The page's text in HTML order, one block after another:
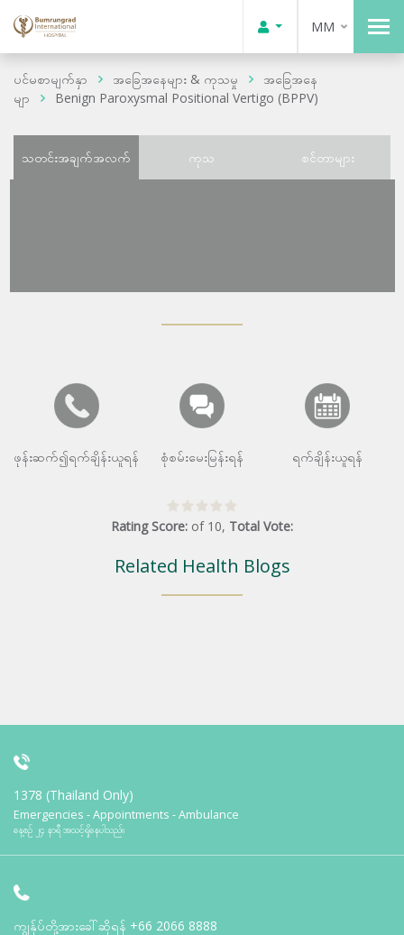
MM
ပင်မစာမျက်နှာ အခြေအနေများ & ကုသမှု
အခြေအနေ
မျာ
Benign Paroxysmal Positional Vertigo (BPPV)
သတင်းအချက်အလက် ကုသ စင်တာများ
ဖုန်းဆက်၍ရက်ချိန်းယူရန် စုံစမ်းမေးမြန်းရန် ရက်ချိန်းယူရန်
Rating Score: of 10, Total Vote:
Related Health Blogs
1378 (Thailand Only)
Emergencies - Appointments - Ambulance
နေ့စဉ် ၂၄ နာရီ အသင့်ရှိနေပါသည်။
ကျွန်ုပ်တို့အားခေါ်ဆိုရန် +66 2066 8888